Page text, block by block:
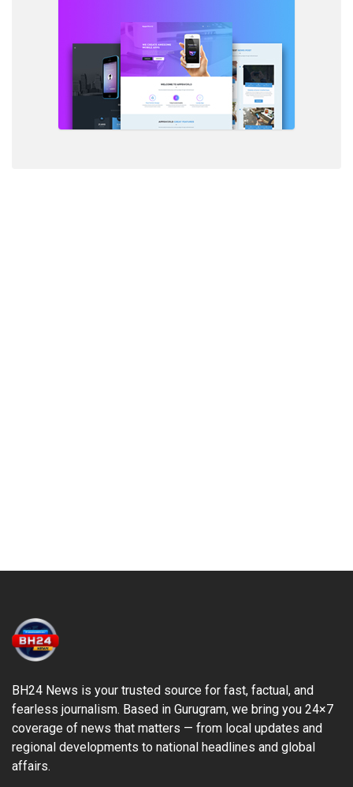
BH24 News is your trusted source for fast, factual, and
fearless journalism. Based in Gurugram, we bring you 24×7
coverage of news that matters — from local updates and
regional developments to national headlines and global
affairs.